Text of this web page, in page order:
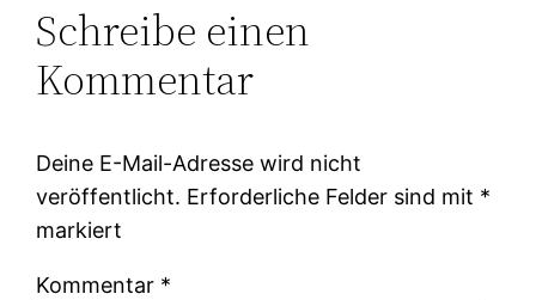
Schreibe einen
Kommentar
Deine E-Mail-Adresse wird nicht
veröffentlicht. Erforderliche Felder sind mit *
markiert
Kommentar *